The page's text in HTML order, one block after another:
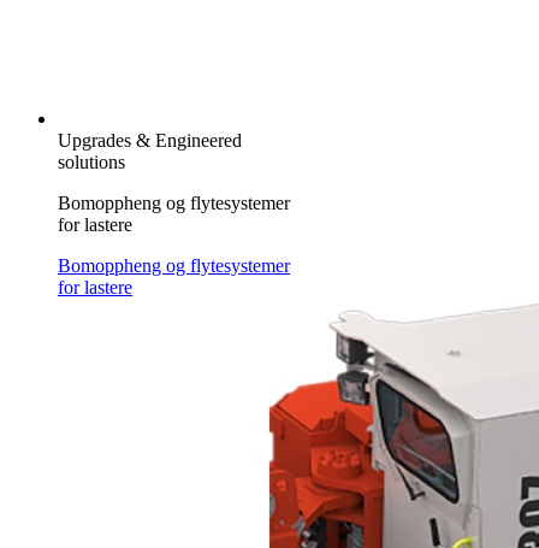
Upgrades & Engineered
solutions
Bomoppheng og flytesystemer
for lastere
Bomoppheng og flytesystemer
for lastere